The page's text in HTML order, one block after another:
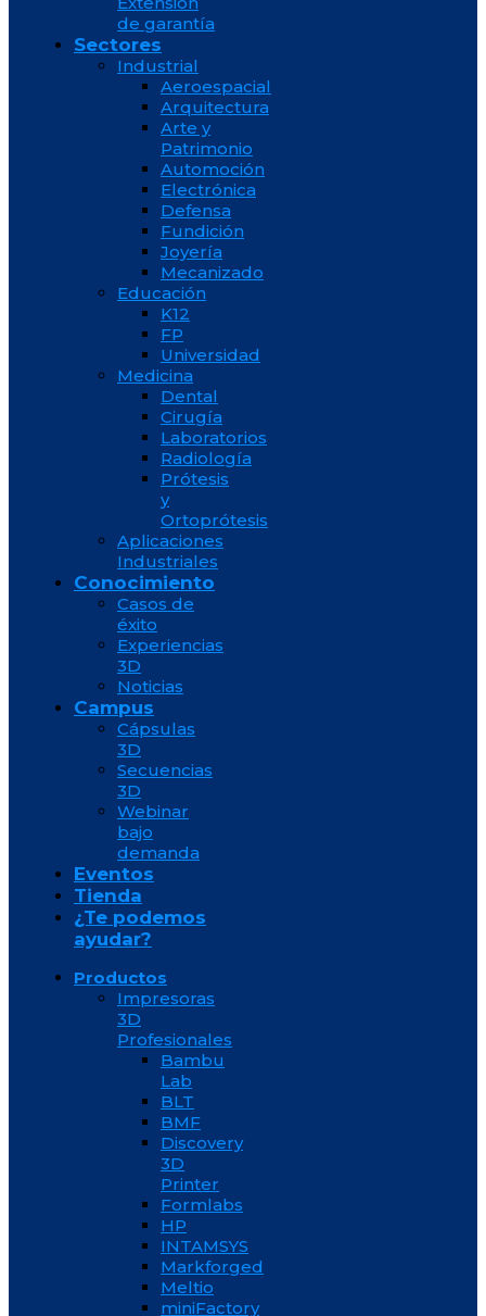
de garantía
Sectores
Industrial
Aeroespacial
Arquitectura
Arte y
Patrimonio
Automoción
Electrónica
Defensa
Fundición
Joyería
Mecanizado
Educación
K12
FP
Universidad
Medicina
Dental
Cirugía
Laboratorios
Radiología
Prótesis
y
Ortoprótesis
Aplicaciones
Industriales
Conocimiento
Casos de
éxito
Experiencias
3D
Noticias
Campus
Cápsulas
3D
Secuencias
3D
Webinar
bajo
demanda
Eventos
Tienda
¿Te podemos
ayudar?
Productos
Impresoras
3D
Profesionales
Bambu
Lab
BLT
BMF
Discovery
3D
Printer
Formlabs
HP
INTAMSYS
Markforged
Meltio
miniFactory